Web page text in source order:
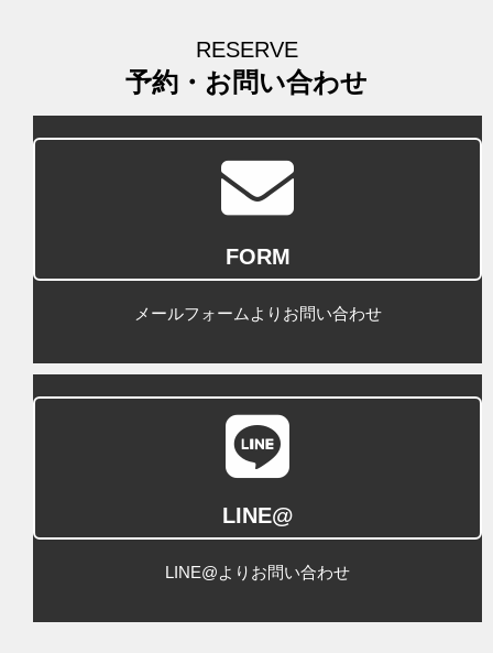
RESERVE
予約・お問い合わせ
FORM
メールフォームよりお問い合わせ
LINE@
LINE@よりお問い合わせ